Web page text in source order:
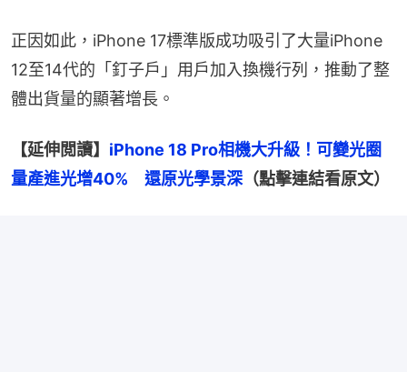
正因如此，iPhone 17標準版成功吸引了大量iPhone
12至14代的「釘子戶」用戶加入換機行列，推動了整
體出貨量的顯著增長。
【延伸閲讀】 iPhone 18 Pro相機大升級！可變光圈
量產進光增40%　還原光學景深（點擊連結看原文）